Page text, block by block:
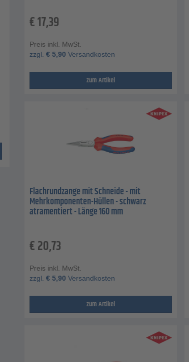
€17,39
Preis inkl. MwSt.
zzgl. € 5,90 Versandkosten
zum Artikel
Flachrundzange mit Schneide - mit
Mehrkomponenten-Hüllen - schwarz
atramentiert - Länge 160 mm
€20,73
Preis inkl. MwSt.
zzgl. € 5,90 Versandkosten
zum Artikel